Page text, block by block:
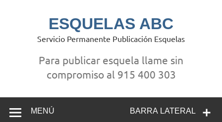
ESQUELAS ABC
Servicio Permanente Publicación Esquelas
Para publicar esquela llame sin
compromiso al 915 400 303
BARRA LATERAL
MENÚ